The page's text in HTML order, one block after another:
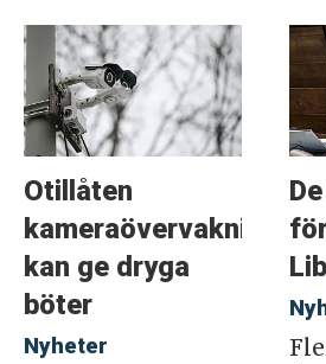
Otillåten
kameraövervakning
kan ge dryga
böter
Nyheter